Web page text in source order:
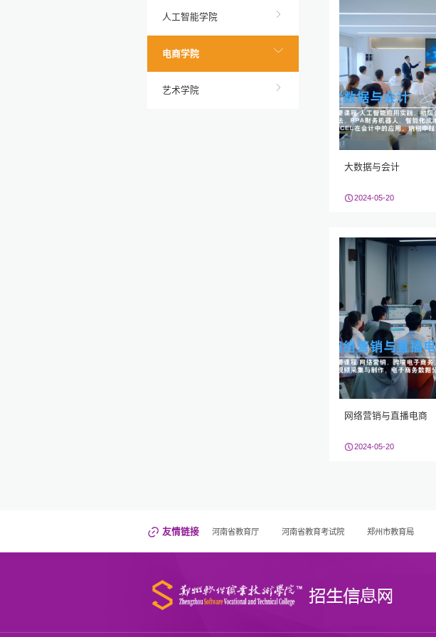
人工智能学院
电商学院
艺术学院
大数据与会计
2024-05-20
网络营销与直播电商
2024-05-20
友情链接 河南省教育厅 河南省教育考试院 郑州市教育局